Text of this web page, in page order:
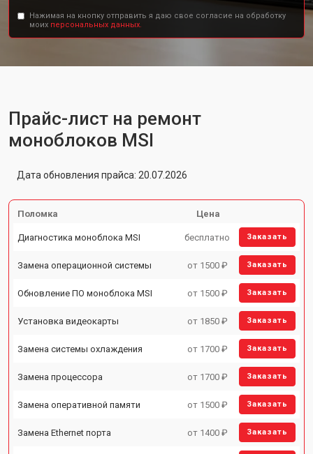
Нажимая на кнопку отправить я даю свое согласие на обработку
моих персональных данных.
Прайс-лист на ремонт
моноблоков MSI
Дата обновления прайса: 20.07.2026
Поломка Цена
Диагностика моноблока MSI бесплатно Заказать
Замена операционной системы от 1500 ₽ Заказать
Обновление ПО моноблока MSI от 1500 ₽ Заказать
Установка видеокарты от 1850 ₽ Заказать
Замена системы охлаждения от 1700 ₽ Заказать
Замена процессора от 1700 ₽ Заказать
Замена оперативной памяти от 1500 ₽ Заказать
Замена Ethernet порта от 1400 ₽ Заказать